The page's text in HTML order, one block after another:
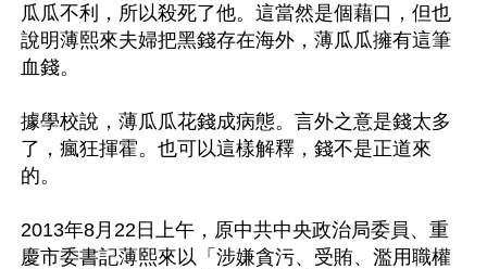
瓜瓜不利，所以殺死了他。這當然是個藉口，但也
說明薄熙來夫婦把黑錢存在海外，薄瓜瓜擁有這筆
血錢。
據學校說，薄瓜瓜花錢成病態。言外之意是錢太多
了，瘋狂揮霍。也可以這樣解釋，錢不是正道來
的。
2013年8月22日上午，原中共中央政治局委員、重
慶市委書記薄熙來以「涉嫌貪污、受賄、濫用職權